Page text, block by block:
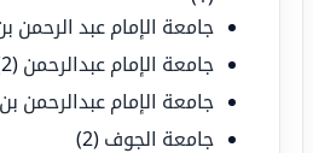
جامعة الإمام عبد الرحمن
جامعة الإمام عبدالرحمن (2)
جامعة الإمام عبدالرحمن
جامعة الجوف (2)